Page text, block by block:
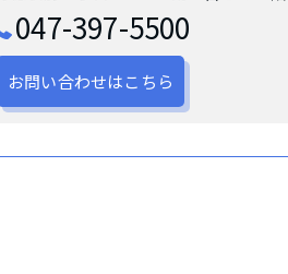
047-397-5500
お問い合わせはこちら